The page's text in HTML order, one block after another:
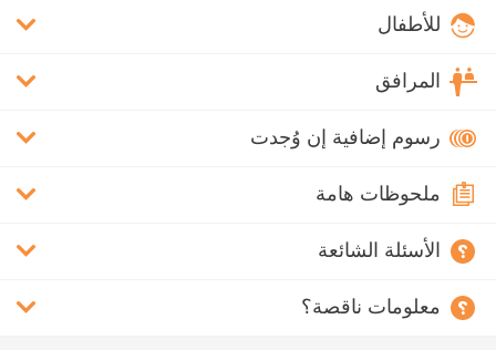
للأطفال
المرافق
رسوم إضافية إن وُجدت
ملحوظات هامة
الأسئلة الشائعة
معلومات ناقصة؟